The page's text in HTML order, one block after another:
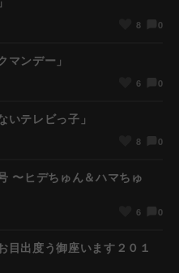
8 0
ンデー」
6 0
テレビっ子」
8 0
〜ヒデちゅん＆ハマちゅ
6 0
目出度う御座います２０１